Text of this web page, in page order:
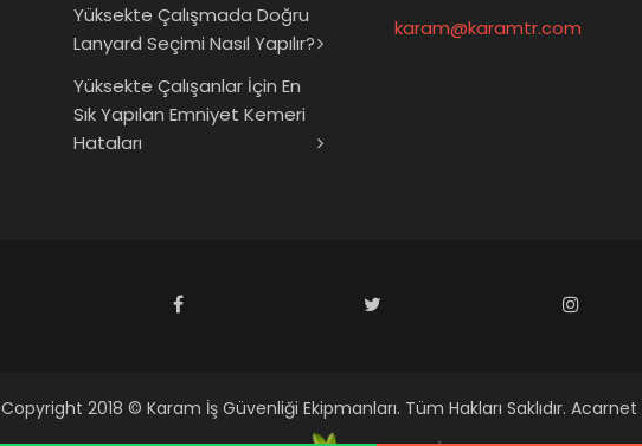
Yüksekte Çalışmada Doğru
Lanyard Seçimi Nasıl Yapılır?
Yüksekte Çalışanlar İçin En
Sık Yapılan Emniyet Kemeri
Hataları
karam@karamtr.com
Copyright 2018 © Karam İş Güvenliği Ekipmanları. Tüm Hakları Saklıdır. Acarnet